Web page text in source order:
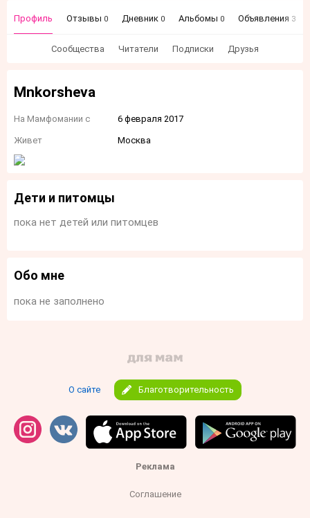
Профиль Отзывы 0 Дневник 0 Альбомы 0 Объявления 3
Сообщества Читатели Подписки Друзья
Mnkorsheva
На Мамфомании с 6 февраля 2017
Живет Москва
Дети и питомцы
пока нет детей или питомцев
Обо мне
пока не заполнено
О сайте Благотворительность
Реклама
Соглашение